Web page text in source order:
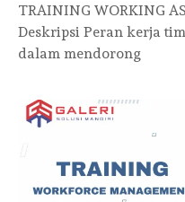
TRAINING WORKING
Deskripsi Peran kerja
dalam mendorong